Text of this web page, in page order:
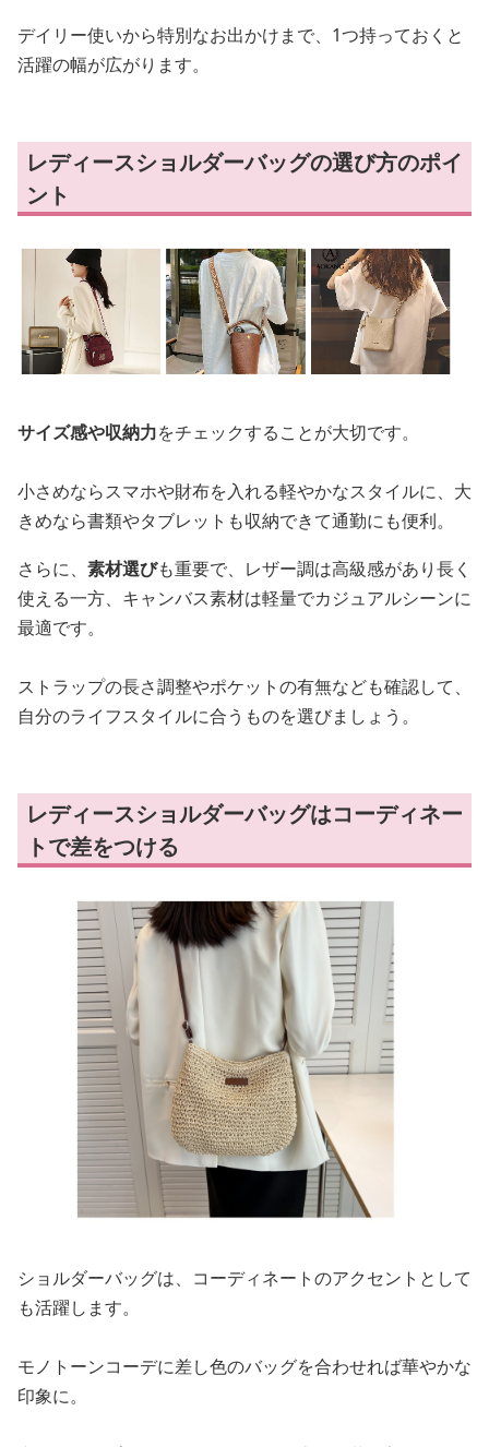
デイリー使いから特別なお出かけまで、1つ持っておくと
活躍の幅が広がります。
レディースショルダーバッグの選び方のポイ
ント
サイズ感や収納力をチェックすることが大切です。
小さめならスマホや財布を入れる軽やかなスタイルに、大
きめなら書類やタブレットも収納できて通勤にも便利。
さらに、 素材選びも重要で、レザー調は高級感があり長く
使える一方、キャンバス素材は軽量でカジュアルシーンに
最適です。
ストラップの長さ調整やポケットの有無なども確認して、
自分のライフスタイルに合うものを選びましょう。
レディースショルダーバッグはコーディネー
トで差をつける
ショルダーバッグは、コーディネートのアクセントとして
も活躍します。
モノトーンコーデに差し色のバッグを合わせれば華やかな
印象に。